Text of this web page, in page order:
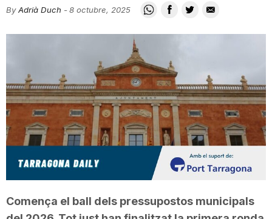
a
t
d
By Adrià Duch -8 octubre, 2025
Comença el ball dels pressupostos municipals